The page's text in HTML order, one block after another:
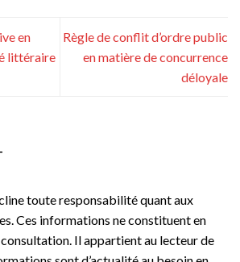
en
littéraire
Règle de conflit d’ordre public
en matière de concurrence
déloyale
toute responsabilité quant aux
Ces informations ne constituent en
consultation. Il appartient au lecteur de